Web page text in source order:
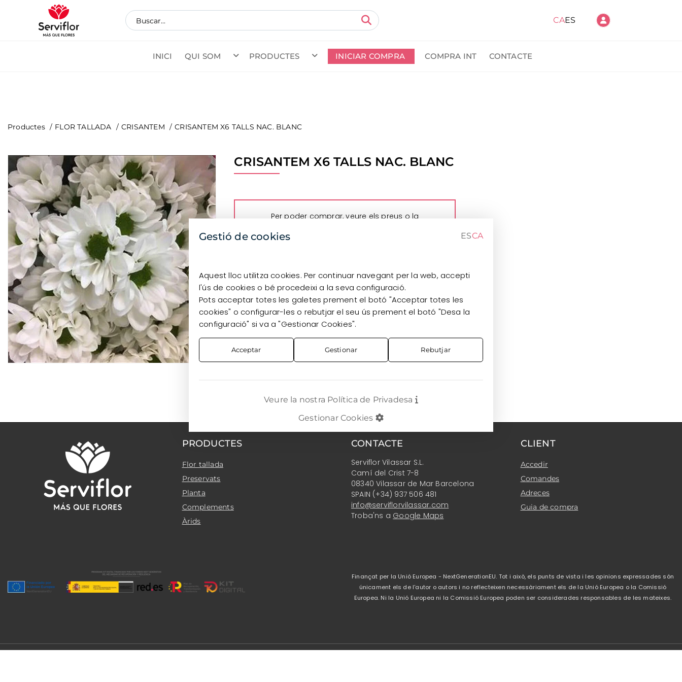
CAES
INICI QUI SOM PRODUCTES INICIAR COMPRA COMPRA INT CONTACTE
Productes FLOR TALLADA CRISANTEM CRISANTEM X6 TALLS NAC. BLANC
CRISANTEM X6 TALLS NAC. BLANC
Per poder comprar, veure els preus o la
Gestió de cookies ESCA
Aquest lloc utilitza cookies. Per continuar navegant per la web, accepti
l'ús de cookies o bé procedeixi a la seva configuració.
Pots acceptar totes les galetes prement el botó "Acceptar totes les
cookies" o configurar-les o rebutjar el seu ús prement el botó "Desa la
configuració" si va a "Gestionar Cookies".
Acceptar Gestionar Rebutjar
Veure la nostra Política de Privadesa
Gestionar Cookies
PRODUCTES
Flor tallada
Preservats
Planta
Complements
Àrids
CONTACTE
Serviflor Vilassar S.L.
Camí del Crist 7-8
08340 Vilassar de Mar Barcelona
SPAIN (+34) 937 506 481
info@serviflorvilassar.com
Troba'ns a Google Maps
CLIENT
Accedir
Comandes
Adreces
Guia de compra
Finançat per la Unió Europea - NextGenerationEU. Tot i això, els punts de vista i les opinions expressades són
únicament els de l'autor o autors i no reflecteixen necessàriament els de la Unió Europea o la Comissió
Europea. Ni la Unió Europea ni la Comissió Europea poden ser considerades responsables de les mateixes.